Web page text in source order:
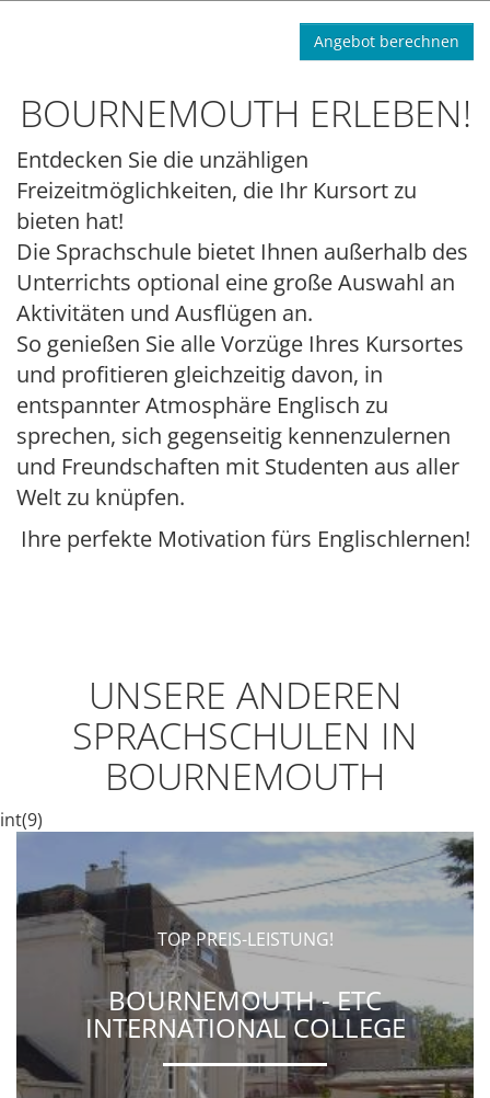
Angebot berechnen
BOURNEMOUTH ERLEBEN!
Entdecken Sie die unzähligen
Freizeitmöglichkeiten, die Ihr Kursort zu
bieten hat!
Die Sprachschule bietet Ihnen außerhalb des
Unterrichts optional eine große Auswahl an
Aktivitäten und Ausflügen an.
So genießen Sie alle Vorzüge Ihres Kursortes
und profitieren gleichzeitig davon, in
entspannter Atmosphäre Englisch zu
sprechen, sich gegenseitig kennenzulernen
und Freundschaften mit Studenten aus aller
Welt zu knüpfen.
Ihre perfekte Motivation fürs Englischlernen!
UNSERE ANDEREN
SPRACHSCHULEN IN
BOURNEMOUTH
int(9)
TOP PREIS-LEISTUNG!
BOURNEMOUTH - ETC
INTERNATIONAL COLLEGE